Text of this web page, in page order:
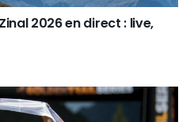
2026 en direct : live,